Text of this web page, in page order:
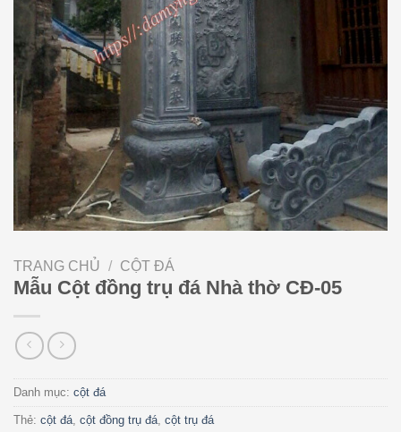
TRANG CHỦ / CỘT ĐÁ
Mẫu Cột đồng trụ đá Nhà thờ CĐ-05
Danh mục: cột đá
Thẻ: cột đá, cột đồng trụ đá, cột trụ đá